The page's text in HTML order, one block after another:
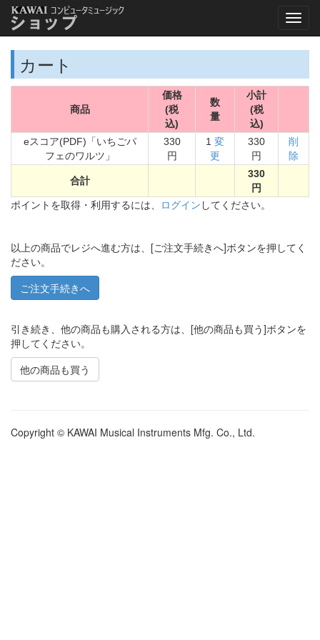
カート
商品
価格
(税
込)
数
量
小計
(税
込)
eスコア(PDF)「いちごパ
フェのワルツ」
330
円
1 変
更
330
円
削
除
合計
330
円
ポイントを取得・利用するには、 ログイン してください。
以上の商品でレジへ進む方は、[ご注文手続きへ]ボタンを押してく
ださい。
引き続き、他の商品も購入される方は、[他の商品も買う]ボタンを
押してください。
他の商品も買う
Copyright © KAWAI Musical Instruments Mfg. Co., Ltd.